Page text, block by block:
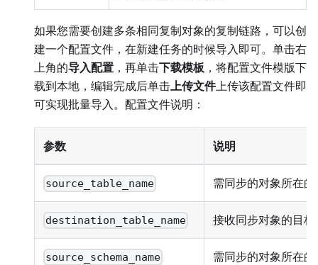
如果您需要创建多条相同复制对象的复制链路，可以创
建一个配置文件，在新建任务的时候导入即可。单击右
上角的导入配置 ，再单击下载模板 ，将配置文件模版下
载到本地，编辑完成后单击上传文件上传该配置文件即
可实现批量导入。配置文件说明：
参数 说明
source_table_name 需同步的对象所在
destination_table_name 接收同步对象的目
source_schema_name 需同步的对象所在